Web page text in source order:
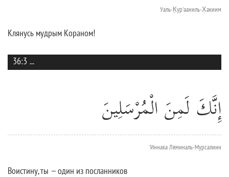
Уаль-К̣ур'ааниль-Х̣акиим
Клянусь мудрым Кораном!
36:3 ...
إِنَّكَ لَمِنَ الْمُرْسَلِينَ
'Иннака Ляминаль-Мурсалиин
Воистину, ты — один из посланников